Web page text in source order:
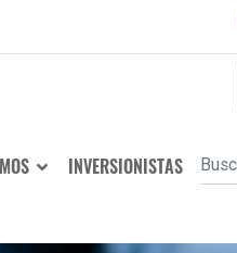
INVERSIONISTAS